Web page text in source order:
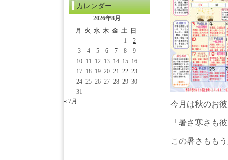
今月は秋のお
「暑さ寒さも
この暑さもも
カレンダー
2026年8月
月
火 水 木 金 土
日
1
2
3
4 5 6 7 8
9
10 11 12 13 14 15 16
17 18 19 20 21 22 23
24 25 26 27 28 29 30
31
« 7月